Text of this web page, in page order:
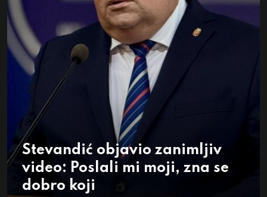
Stevandić objavio zanimljiv
video: Poslali mi moji, zna se
dobro koji